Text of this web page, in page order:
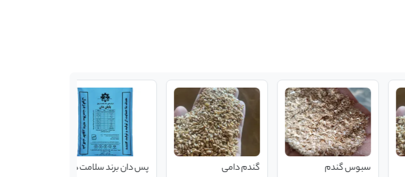
سبوس گندم گندم دامی پس دان برند سلامت دان